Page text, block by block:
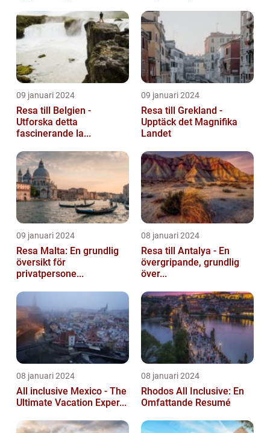
09 januari 2024
Resa till Belgien -
Utforska detta
fascinerande la...
09 januari 2024
Resa till Grekland -
Upptäck det Magnifika
Landet
09 januari 2024
Resa Malta: En grundlig
översikt för
privatpersone...
08 januari 2024
Resa till Antalya - En
övergripande, grundlig
över...
08 januari 2024
All inclusive Mexico - The
Ultimate Vacation Exper...
08 januari 2024
Rhodos All Inclusive: En
Omfattande Resumé